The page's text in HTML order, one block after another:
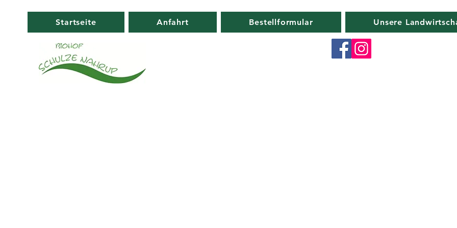
Startseite Anfahrt Bestellformular Unsere